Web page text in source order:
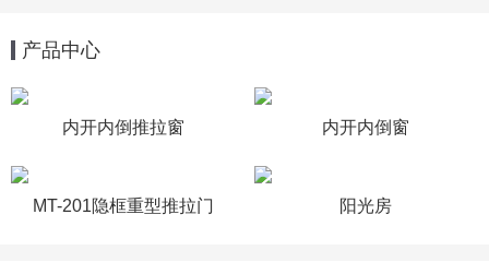
产品中心
内开内倒推拉窗 内开内倒窗
MT-201隐框重型推拉门 阳光房